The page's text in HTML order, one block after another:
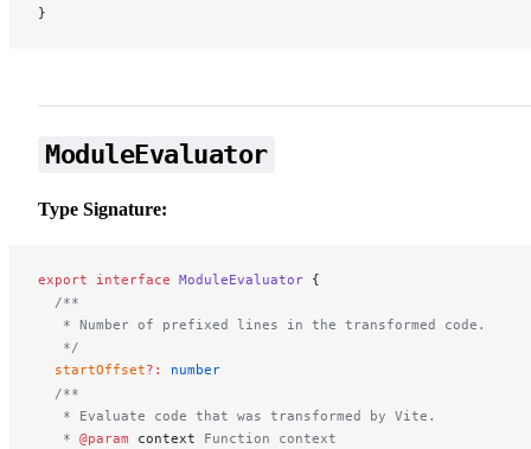
}
ModuleEvaluator
Type Signature:
export interface ModuleEvaluator {
  /**
   * Number of prefixed lines in the transformed code.
   */
startOffset?:
number
  /**
   * Evaluate code that was transformed by Vite.
   *
@param context Function context